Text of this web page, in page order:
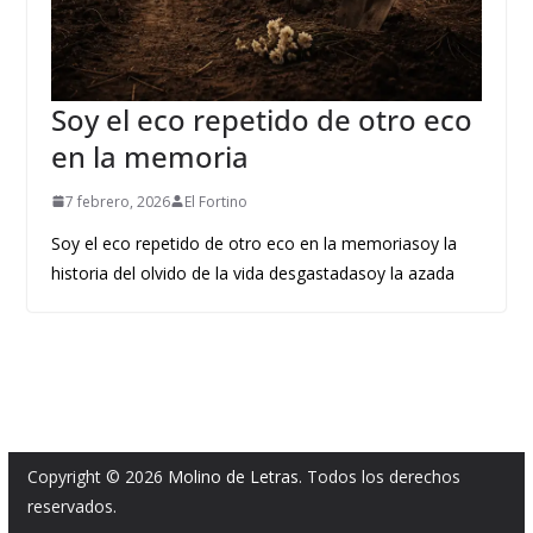
Soy el eco repetido de otro eco
en la memoria
7 febrero, 2026 El Fortino
Soy el eco repetido de otro eco en la memoriasoy la
historia del olvido de la vida desgastadasoy la azada
Copyright © 2026 Molino de Letras. Todos los derechos
reservados.